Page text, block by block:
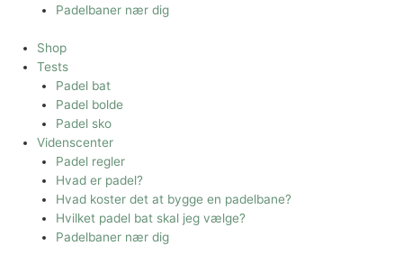
Padelbaner nær dig
Shop
Tests
Padel bat
Padel bolde
Padel sko
Videnscenter
Padel regler
Hvad er padel?
Hvad koster det at bygge en padelbane?
Hvilket padel bat skal jeg vælge?
Padelbaner nær dig